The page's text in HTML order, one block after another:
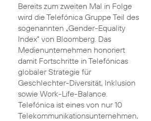
Bereits zum zweiten Mal in Folge
wird die Telefónica Gruppe Teil des
sogenannten „Gender-Equality
Index“ von Bloomberg. Das
Medienunternehmen honoriert
damit Fortschritte in Telefónicas
globaler Strategie für
Geschlechter-Diversität, Inklusion
sowie Work-Life-Balance.
Telefónica ist eines von nur 10
Telekommunikationsunternehmen,